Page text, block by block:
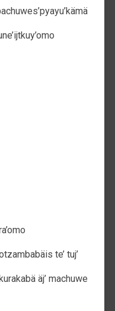
te’ tuj’
äj’ machuwe